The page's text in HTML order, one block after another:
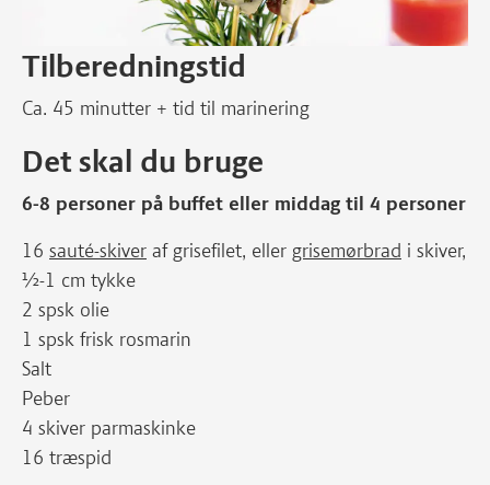
Tilberedningstid
Ca. 45 minutter + tid til marinering
Det skal du bruge
6-8 personer på buffet eller middag til 4 personer
16 sauté-skiver af grisefilet, eller grisemørbrad i skiver,
½-1 cm tykke
2 spsk olie
1 spsk frisk rosmarin
Salt
Peber
4 skiver parmaskinke
16 træspid